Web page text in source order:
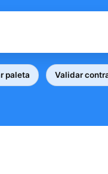
paleta Validar